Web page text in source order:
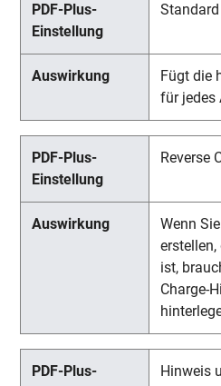
Fügt die
für jedes
Reverse
Wenn
ist,
Charge-
Hinweis